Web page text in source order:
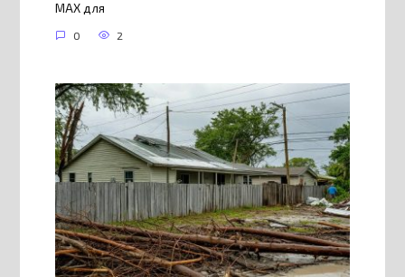
МАХ для
0 2